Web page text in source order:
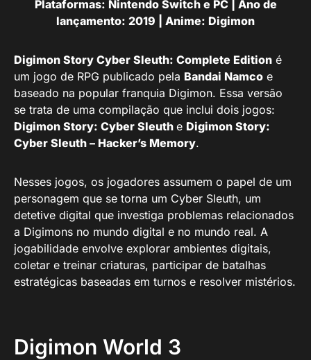
Plataformas: Nintendo Switch e PC | Ano de
lançamento: 2019 | Anime: Digimon
Digimon Story Cyber Sleuth: Complete Edition é
um jogo de RPG publicado pela Bandai Namco e
baseado na popular franquia Digimon. Essa versão
se trata de uma compilação que inclui dois jogos:
Digimon Story: Cyber Sleuth e Digimon Story:
Cyber Sleuth – Hacker’s Memory.
Nesses jogos, os jogadores assumem o papel de um
personagem que se torna um Cyber Sleuth, um
detetive digital que investiga problemas relacionados
a Digimons no mundo digital e no mundo real. A
jogabilidade envolve explorar ambientes digitais,
coletar e treinar criaturas, participar de batalhas
estratégicas baseadas em turnos e resolver mistérios.
Digimon World 3